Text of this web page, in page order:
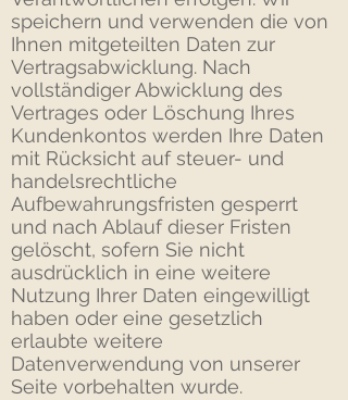
speichern und verwenden die von
Ihnen mitgeteilten Daten zur
Vertragsabwicklung. Nach
vollständiger Abwicklung des
Vertrages oder Löschung Ihres
Kundenkontos werden Ihre Daten
mit Rücksicht auf steuer- und
handelsrechtliche
Aufbewahrungsfristen gesperrt
und nach Ablauf dieser Fristen
gelöscht, sofern Sie nicht
ausdrücklich in eine weitere
Nutzung Ihrer Daten eingewilligt
haben oder eine gesetzlich
erlaubte weitere
Datenverwendung von unserer
Seite vorbehalten wurde.